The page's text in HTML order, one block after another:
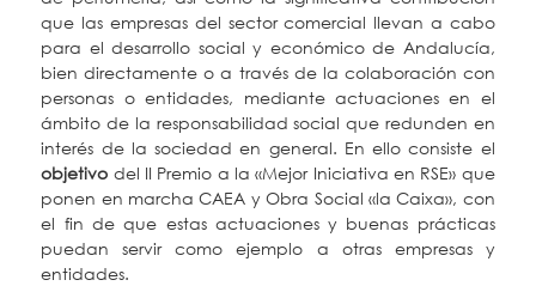
que las empresas del sector comercial llevan a cabo
para el desarrollo social y económico de Andalucía,
bien directamente o a través de la colaboración con
personas o entidades, mediante actuaciones en el
ámbito de la responsabilidad social que redunden en
interés de la sociedad en general. En ello consiste el
objetivo del II Premio a la «Mejor Iniciativa en RSE» que
ponen en marcha CAEA y Obra Social «la Caixa», con
el fin de que estas actuaciones y buenas prácticas
puedan servir como ejemplo a otras empresas y
entidades.